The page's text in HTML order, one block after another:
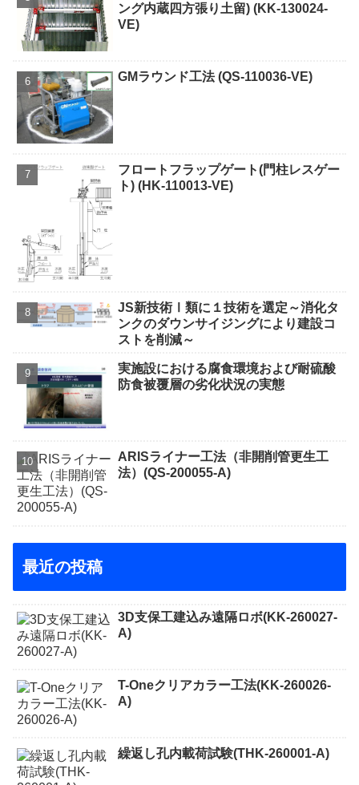
ング内蔵四方張り土留) (KK-130024-
VE)
GMラウンド工法 (QS-110036-VE)
フロートフラップゲート(門柱レスゲー
ト) (HK-110013-VE)
JS新技術Ⅰ類に１技術を選定～消化タ
ンクのダウンサイジングにより建設コ
ストを削減～
実施設における腐食環境および耐硫酸
防食被覆層の劣化状況の実態
ARISライナー工法（非開削管更生工
法）(QS-200055-A)
最近の投稿
3D支保工建込み遠隔ロボ(KK-260027-
A)
T-Oneクリアカラー工法(KK-260026-
A)
繰返し孔内載荷試験(THK-260001-A)